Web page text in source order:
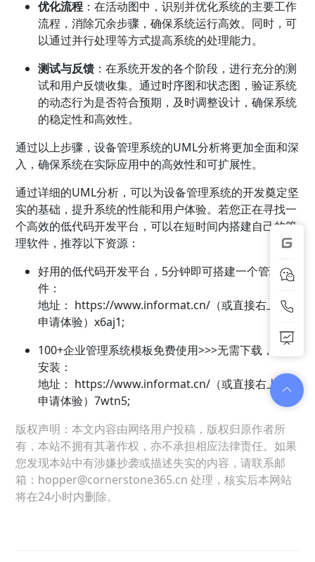
优化流程：在活动图中，识别并优化系统的主要工作
流程，消除冗余步骤，确保系统运行高效。同时，可
以通过并行处理等方式提高系统的处理能力。
测试与反馈 ：在系统开发的各个阶段，进行充分的测
试和用户反馈收集。通过时序图和状态图，验证系统
的动态行为是否符合预期，及时调整设计，确保系统
的稳定性和高效性。
通过以上步骤，设备管理系统的UML分析将更加全面和深
入，确保系统在实际应用中的高效性和可扩展性。
通过详细的UML分析，可以为设备管理系统的开发奠定坚
实的基础，提升系统的性能和用户体验。若您正在寻找一
个高效的低代码开发平台，可以在短时间内搭建自己的管
理软件，推荐以下资源：
好用的低代码开发平台，5分钟即可搭建一个管理软
件：
地址： https://www.informat.cn/（或直接右上角
申请体验）x6aj1;
100+企业管理系统模板免费使用>>>无需下载，在线
安装：
地址： https://www.informat.cn/（或直接右上角
申请体验）7wtn5;
版权声明：本文内容由网络用户投稿，版权归原作者所
有，本站不拥有其著作权，亦不承担相应法律责任。如果
您发现本站中有涉嫌抄袭或描述失实的内容，请联系邮
箱：hopper@cornerstone365.cn 处理，核实后本网站
将在24小时内删除。